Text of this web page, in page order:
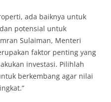
ada baiknya untuk
potensial untuk
Sulaiman, Menteri
faktor penting yang
investasi. Pilihlah
berkembang agar nilai